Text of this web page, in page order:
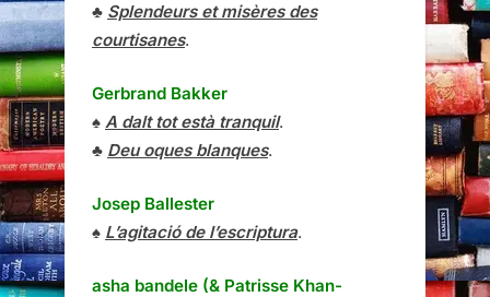
♣ Splendeurs et misères des
courtisanes.
Gerbrand Bakker
♠ A dalt tot està tranquil.
♣ Deu oques blanques.
Josep Ballester
♠ L’agitació de l’escriptura.
asha bandele (& Patrisse Khan-